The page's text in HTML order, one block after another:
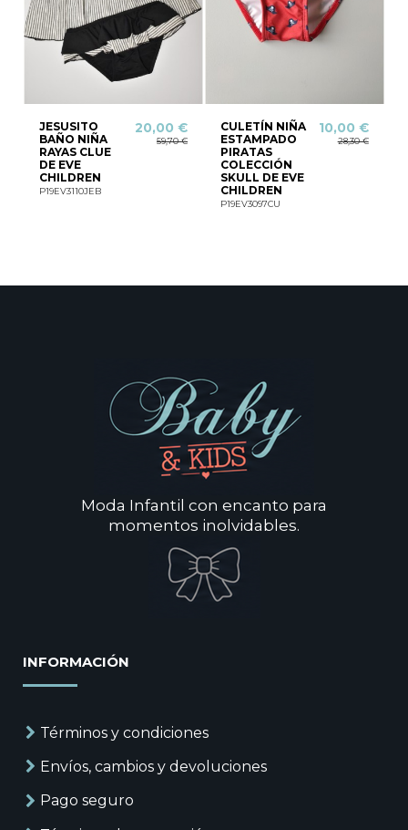
JESUSITO
BAÑO NIÑA
RAYAS CLUE
DE EVE
CHILDREN
P19EV3110JEB
20,00 €
59,70 €
CULETÍN NIÑA
ESTAMPADO
PIRATAS
COLECCIÓN
SKULL DE EVE
CHILDREN
P19EV3097CU
10,00 €
28,30 €
Moda Infantil con encanto para
momentos inolvidables.
INFORMACIÓN
Términos y condiciones
Envíos, cambios y devoluciones
Pago seguro